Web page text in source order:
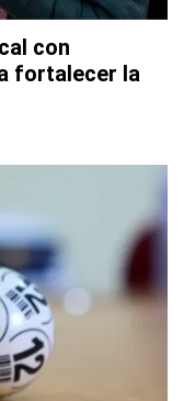
con
fortalecer la